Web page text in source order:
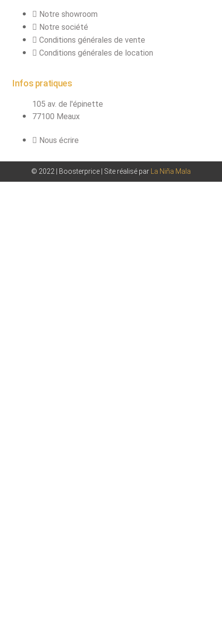
Notre showroom
Notre société
Conditions générales de vente
Conditions générales de location
Infos pratiques
105 av. de l'épinette
77100 Meaux
Nous écrire
© 2022 | Boosterprice | Site réalisé par La Niña Mala